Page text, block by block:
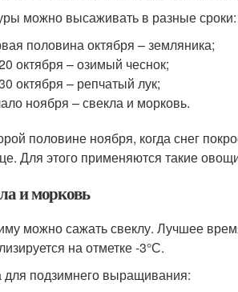
можно высаживать в разные сроки:
половина октября – земляника;
октября – озимый чеснок;
октября – репчатый лук;
ноября – свекла и морковь.
половине ноября, когда снег
Для этого применяются такие
и морковь
можно сажать свеклу. Лучшее
на отметке -3°С.
для подзимнего выращивания: